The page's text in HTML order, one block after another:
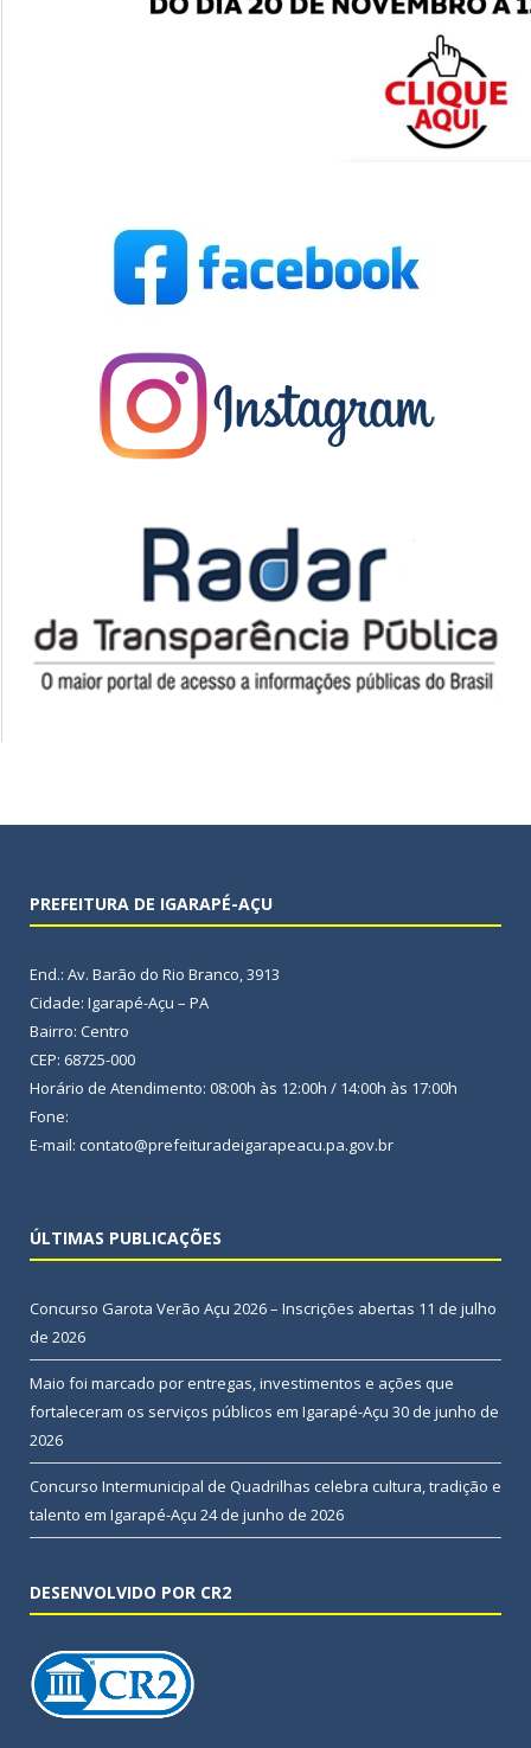
PREFEITURA DE IGARAPÉ-AÇU
End.: Av. Barão do Rio Branco, 3913
Cidade: Igarapé-Açu – PA
Bairro: Centro
CEP: 68725-000
Horário de Atendimento: 08:00h às 12:00h / 14:00h às 17:00h
Fone:
E-mail: contato@prefeituradeigarapeacu.pa.gov.br
ÚLTIMAS PUBLICAÇÕES
Concurso Garota Verão Açu 2026 – Inscrições abertas 11 de julho
de 2026
Maio foi marcado por entregas, investimentos e ações que
fortaleceram os serviços públicos em Igarapé-Açu 30 de junho de
2026
Concurso Intermunicipal de Quadrilhas celebra cultura, tradição e
talento em Igarapé-Açu 24 de junho de 2026
DESENVOLVIDO POR CR2